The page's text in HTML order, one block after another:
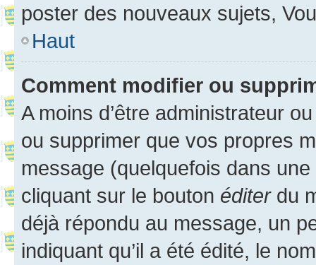
poster des nouveaux sujets,
Haut
Comment modifier ou
A moins d’être administrateur
ou supprimer que vos propres
message (quelquefois dans
cliquant sur le bouton éditerdu
déjà répondu au message, un
indiquant qu’il a été édité, le